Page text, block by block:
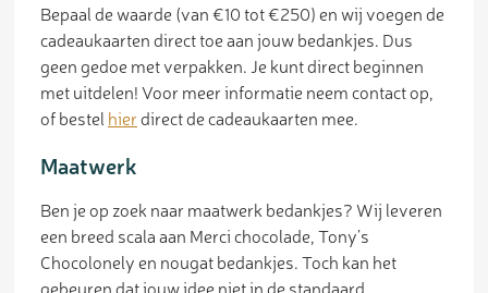
Bepaal de waarde (van €10 tot €250) en wij voegen de
cadeaukaarten direct toe aan jouw bedankjes. Dus
geen gedoe met verpakken. Je kunt direct beginnen
met uitdelen! Voor meer informatie neem contact op,
of bestel hierdirect de cadeaukaarten mee.
Maatwerk
Ben je op zoek naar maatwerk bedankjes? Wij leveren
een breed scala aan Merci chocolade, Tony’s
Chocolonely en nougat bedankjes. Toch kan het
gebeuren dat jouw idee niet in de standaard